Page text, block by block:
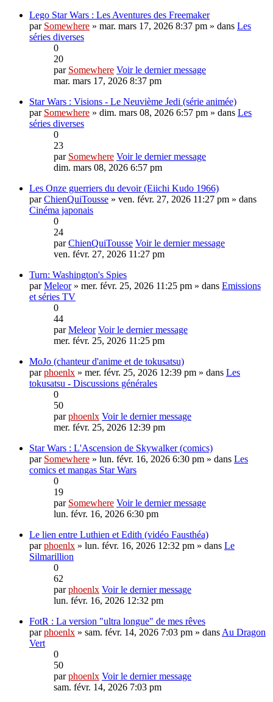
Lego Star Wars : Les Aventures des Freemaker
par Somewhere » mar. mars 17, 2026 8:37 pm » dans Les
séries diverses
0
20
par Somewhere Voir le dernier message
mar. mars 17, 2026 8:37 pm
Star Wars : Visions - Le Neuvième Jedi (série animée)
par Somewhere » dim. mars 08, 2026 6:57 pm » dans Les
séries diverses
0
23
par Somewhere Voir le dernier message
dim. mars 08, 2026 6:57 pm
Les Onze guerriers du devoir (Eiichi Kudo 1966)
parChienQuiTousse » ven. févr. 27, 2026 11:27 pm » dans
Cinéma japonais
0
24
parChienQuiTousse Voir le dernier message
ven. févr. 27, 2026 11:27 pm
Turn: Washington's Spies
parMeleor» mer. févr. 25, 2026 11:25 pm » dans Emissions
et séries TV
0
44
parMeleor Voir le dernier message
mer. févr. 25, 2026 11:25 pm
MoJo (chanteur d'anime et de tokusatsu)
parphoenlx » mer. févr. 25, 2026 12:39 pm » dans Les
tokusatsu - Discussions générales
0
50
parphoenlx Voir le dernier message
mer. févr. 25, 2026 12:39 pm
Star Wars : L'Ascension de Skywalker (comics)
par Somewhere » lun. févr. 16, 2026 6:30 pm » dans Les
comics et mangas Star Wars
0
19
par Somewhere Voir le dernier message
lun. févr. 16, 2026 6:30 pm
Le lien entre Luthien et Edith (vidéo Fausthéa)
parphoenlx » lun. févr. 16, 2026 12:32 pm » dans Le
Silmarillion
0
62
parphoenlx Voir le dernier message
lun. févr. 16, 2026 12:32 pm
FotR : La version "ultra longue" de mes rêves
parphoenlx » sam. févr. 14, 2026 7:03 pm » dans Au Dragon
Vert
0
50
parphoenlx Voir le dernier message
sam. févr. 14, 2026 7:03 pm